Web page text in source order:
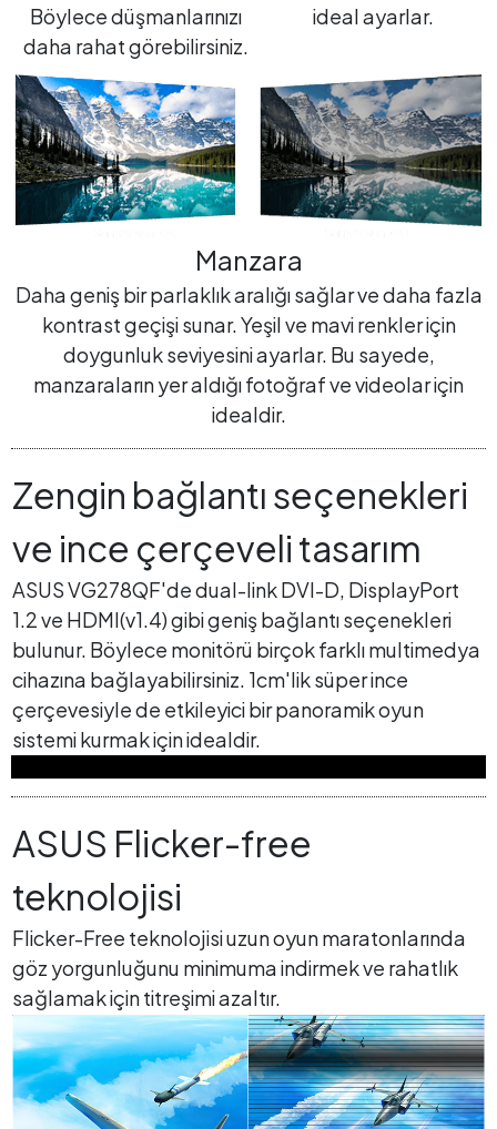
Böylece düşmanlarınızı
daha rahat görebilirsiniz.
ideal ayarlar.
Manzara
Daha geniş bir parlaklık aralığı sağlar ve daha fazla
kontrast geçişi sunar. Yeşil ve mavi renkler için
doygunluk seviyesini ayarlar. Bu sayede,
manzaraların yer aldığı fotoğraf ve videolar için
idealdir.
Zengin bağlantı seçenekleri
ve ince çerçeveli tasarım
ASUS VG278QF'de dual-link DVI-D, DisplayPort
1.2 ve HDMI(v1.4) gibi geniş bağlantı seçenekleri
bulunur. Böylece monitörü birçok farklı multimedya
cihazına bağlayabilirsiniz. 1cm'lik süper ince
çerçevesiyle de etkileyici bir panoramik oyun
sistemi kurmak için idealdir.
ASUS Flicker-free
teknolojisi
Flicker-Free teknolojisi uzun oyun maratonlarında
göz yorgunluğunu minimuma indirmek ve rahatlık
sağlamak için titreşimi azaltır.